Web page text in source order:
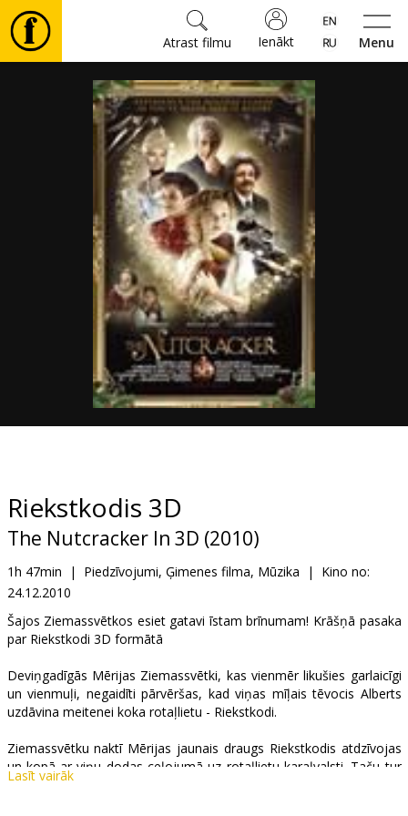
Menu
Ienākt
Atrast filmu
Kultūra
Pasākumi
Dāvanu
B2B
Kino
Klubs
Riekstkodis 3D
The Nutcracker In 3D (2010)
1h 47min | Piedzīvojumi, Ģimenes filma, Mūzika |
Kino no:
24.12.2010
Šajos Ziemassvētkos esiet gatavi īstam brīnumam! Krāšņā pasaka
par Riekstkodi 3D formātā
Deviņgadīgās Mērijas Ziemassvētki, kas vienmēr likušies garlaicīgi
un vienmuļi, negaidīti pārvēršas, kad viņas mīļais tēvocis Alberts
uzdāvina meitenei koka rotaļlietu - Riekstkodi.
Ziemassvētku naktī Mērijas jaunais draugs Riekstkodis atdzīvojas
un kopā ar viņu dodas ceļojumā uz rotaļlietu karaļvalsti. Taču tur
Mērija uzzina, ka karalistei draud briesmas no ļaunā žurku karaļa,
Lasīt vairāk